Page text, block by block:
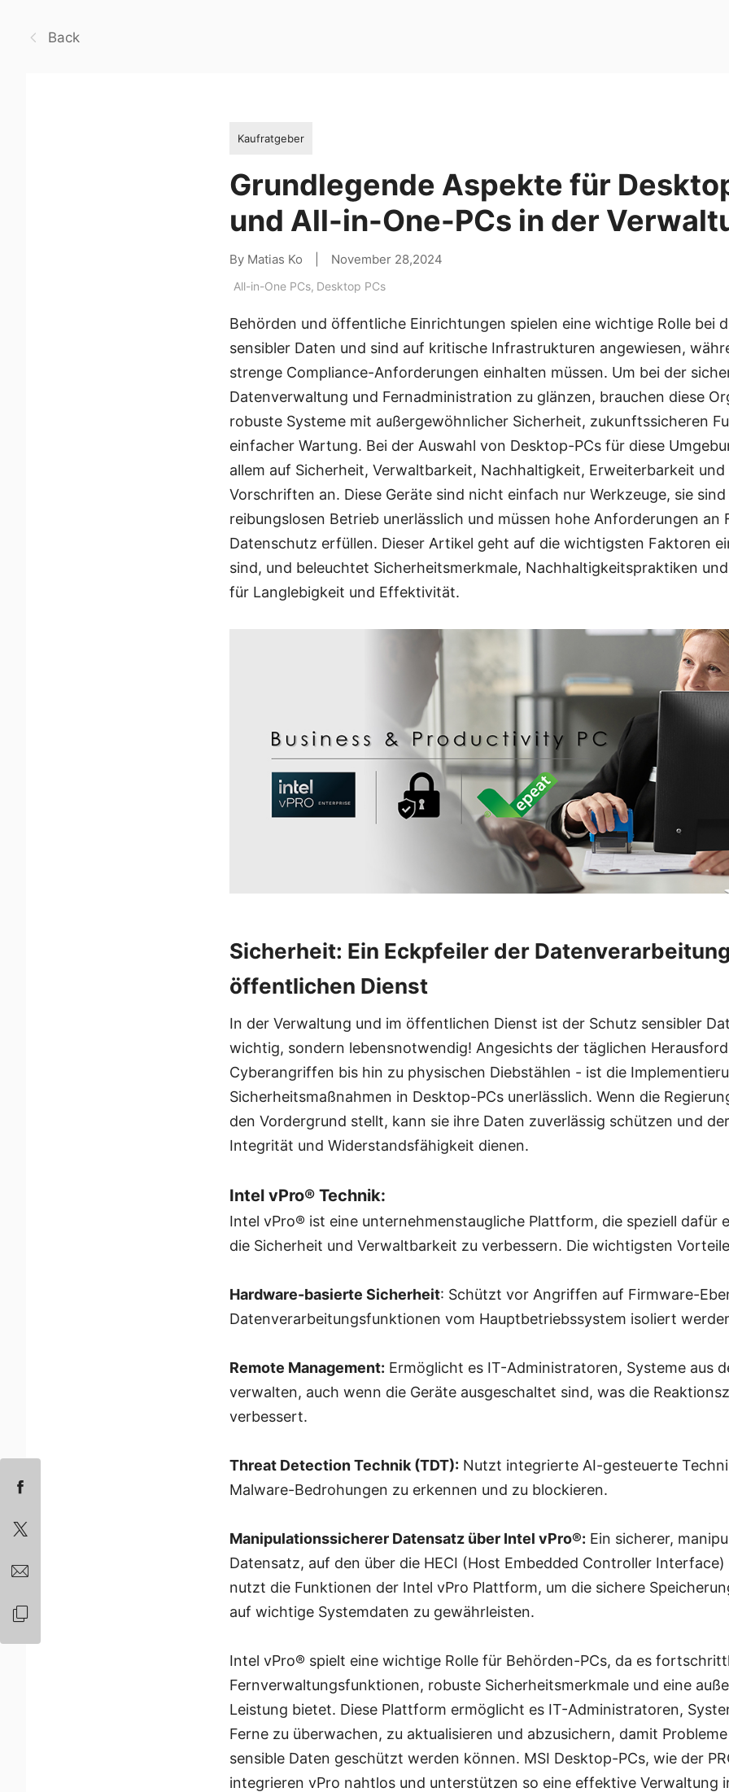
Back
Kaufratgeber
Grundlegende Aspekte für
und All-in-One-PCs in der
By Matias Ko November 28,2024
All-in-One PCs, Desktop PCs
Behörden und öffentliche Einrichtungen spielen eine wichtige Rolle bei
sensibler Daten und sind auf kritische Infrastrukturen angewiesen,
strenge Compliance-Anforderungen einhalten müssen. Um bei der
Datenverwaltung und Fernadministration zu glänzen, brauchen diese
robuste Systeme mit außergewöhnlicher Sicherheit, zukunftssicheren
einfacher Wartung. Bei der Auswahl von Desktop-PCs für diese
allem auf Sicherheit, Verwaltbarkeit, Nachhaltigkeit, Erweiterbarkeit
Vorschriften an. Diese Geräte sind nicht einfach nur Werkzeuge, sie
reibungslosen Betrieb unerlässlich und müssen hohe Anforderungen an
Datenschutz erfüllen. Dieser Artikel geht auf die wichtigsten Faktoren
sind, und beleuchtet Sicherheitsmerkmale, Nachhaltigkeitspraktiken
für Langlebigkeit und Effektivität.
Sicherheit: Ein Eckpfeiler der
öffentlichen Dienst
In der Verwaltung und im öffentlichen Dienst ist der Schutz sensibler
wichtig, sondern lebensnotwendig! Angesichts der täglichen
Cyberangriffen bis hin zu physischen Diebstählen - ist die
Sicherheitsmaßnahmen in Desktop-PCs unerlässlich. Wenn die
den Vordergrund stellt, kann sie ihre Daten zuverlässig schützen und
Integrität und Widerstandsfähigkeit dienen.
Intel vPro® Technik:
Intel vPro® ist eine unternehmenstaugliche Plattform, die speziell dafür
die Sicherheit und Verwaltbarkeit zu verbessern. Die wichtigsten
Hardware-basierte Sicherheit: Schützt vor Angriffen auf Firmware-
Datenverarbeitungsfunktionen vom Hauptbetriebssystem isoliert
Remote Management: Ermöglicht es IT-Administratoren, Systeme aus
verwalten, auch wenn die Geräte ausgeschaltet sind, was die
verbessert.
Threat Detection Technik (TDT): Nutzt integrierte AI-gesteuerte
Malware-Bedrohungen zu erkennen und zu blockieren.
Manipulationssicherer Datensatz über Intel vPro®: Ein sicherer,
Datensatz, auf den über die HECI (Host Embedded Controller
nutzt die Funktionen der Intel vPro Plattform, um die sichere
auf wichtige Systemdaten zu gewährleisten.
Intel vPro® spielt eine wichtige Rolle für Behörden-PCs, da es
Fernverwaltungsfunktionen, robuste Sicherheitsmerkmale und eine
Leistung bietet. Diese Plattform ermöglicht es IT-Administratoren,
Ferne zu überwachen, zu aktualisieren und abzusichern, damit
sensible Daten geschützt werden können. MSI Desktop-PCs, wie der
integrieren vPro nahtlos und unterstützen so eine effektive Verwaltung